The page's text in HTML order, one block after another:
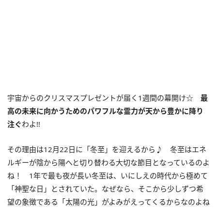
宇宙からのクリスマスプレゼントが届く 1週間の幕開け☆ 最
高の未来に向かうためのパワフルな霊力が天から豊かに降り
注ぐわよ!!
その理由は12月22日に「冬至」を迎えるから♪ 冬至はエネ
ルギーが陰から陽へと切り替わる大切な節目となっているのよ
ね！ 1年で最も夜が長い冬至は、いにしえの時代から極めて
「神聖な日」とされていた。なぜなら、そこから少しずつ希
望の象徴である「太陽の光」がよみがえってくるからなのよね